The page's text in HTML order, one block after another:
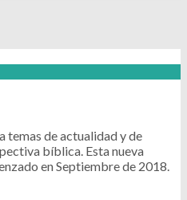
temas de actualidad y de
bíblica. Esta nueva
en Septiembre de 2018.